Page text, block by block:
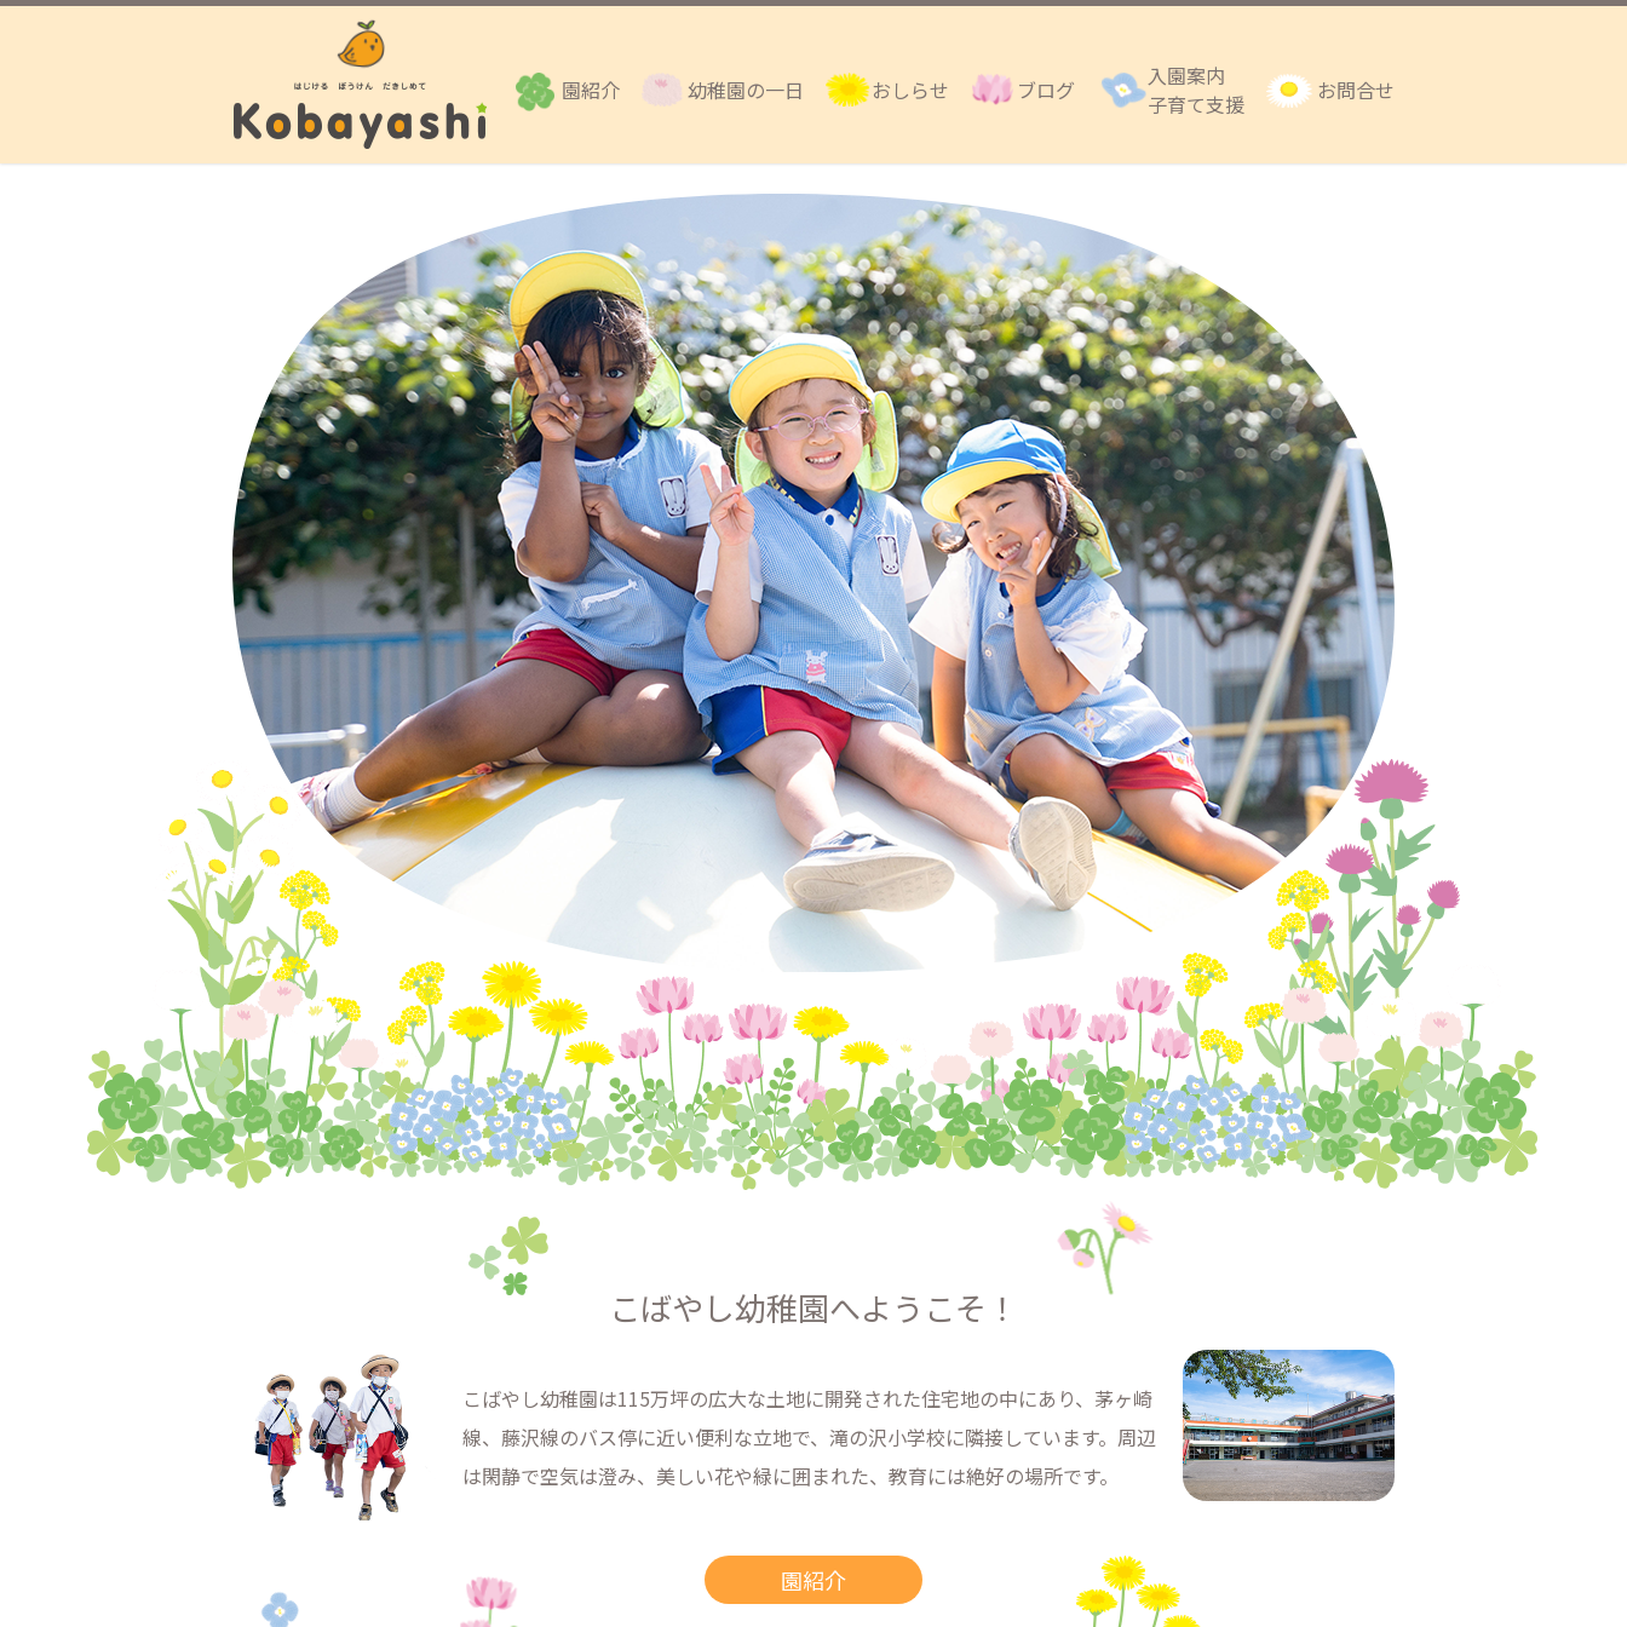
園紹介 幼稚園の一日 おしらせ ブログ
入園案内
子育て支援
お問合せ
こばやし幼稚園へようこそ！
こばやし幼稚園は115万坪の広大な土地に開発された住宅地の中にあり、茅ヶ崎
線、藤沢線のバス停に近い便利な立地で、滝の沢小学校に隣接しています。周辺
は閑静で空気は澄み、美しい花や緑に囲まれた、教育には絶好の場所です。
園紹介